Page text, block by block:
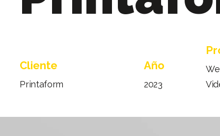
Cliente
Printaform
Año
2023